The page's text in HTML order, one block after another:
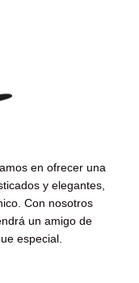
en ofrecer una
y elegantes,
Con nosotros
un amigo de
especial.